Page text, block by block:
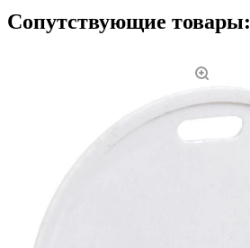
Сопутствующие товары: